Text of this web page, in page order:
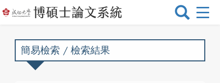
選
換
簡易檢索 / 檢索結果